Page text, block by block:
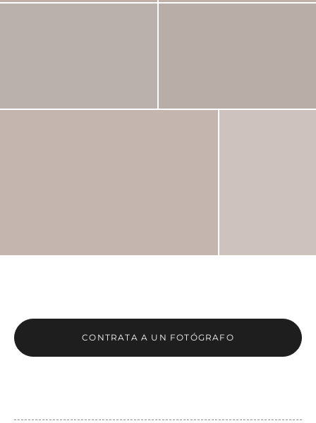
CONTRATA A UN FOTÓGRAFO